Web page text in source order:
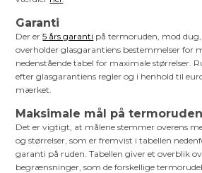
Garanti
Der er5 års garanti på termoruden, mod
overholder glasgarantiens bestemmelser for
nedenstående tabel for maximale størrelser.
efter glasgarantiens regler og i henhold til
mærket.
Maksimale mål på termoruden
Det er vigtigt, at målene stemmer overens
og størrelser, som er fremvist i tabellen
garanti på ruden. Tabellen giver et overblik
begrænsninger, som de forskellige